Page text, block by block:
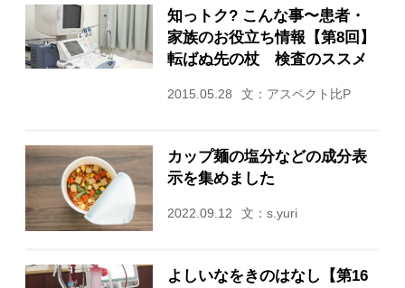
知っトク? こんな事〜患者・
家族のお役立ち情報【第8回】
転ばぬ先の杖 検査のススメ
2015.05.28 文：アスペクト比P
カップ麺の塩分などの成分表
示を集めました
2022.09.12 文：s.yuri
よしいなをきのはなし【第16